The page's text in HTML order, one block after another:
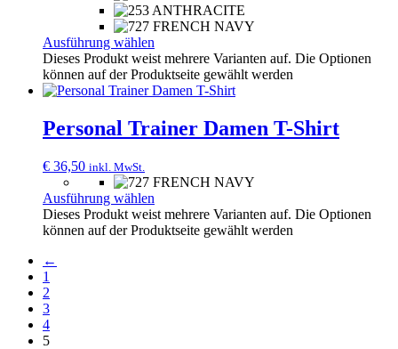
Ausführung wählen
Dieses Produkt weist mehrere Varianten auf. Die Optionen
können auf der Produktseite gewählt werden
Personal Trainer Damen T-Shirt
€ 36,50 inkl. MwSt.
Ausführung wählen
Dieses Produkt weist mehrere Varianten auf. Die Optionen
können auf der Produktseite gewählt werden
←
1
2
3
4
5